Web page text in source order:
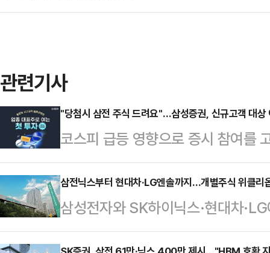
관련기사
"당첨시 삼전 주식 드려요"…삼성증권, 신규고객 대상
코스피 급등 영향으로 증시 참여를
증권이 신규 고객 대상 이벤트를 진
으로 주식 또는 투자지원금 2만원
이벤트를 오는 30일까지 진행한다
객을 지원하기 위해 이번 이벤트가
삼전닉스부터 현대차·LG엔솔까지…개별주식 위클리
삼성전자와 SK하이닉스·현대차
주식 위클리옵션이 오는 29일 상장